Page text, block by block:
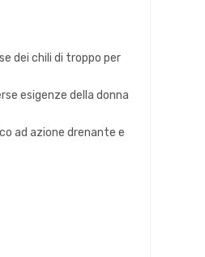
dei chili di troppo per
esigenze della donna
ad azione drenante e